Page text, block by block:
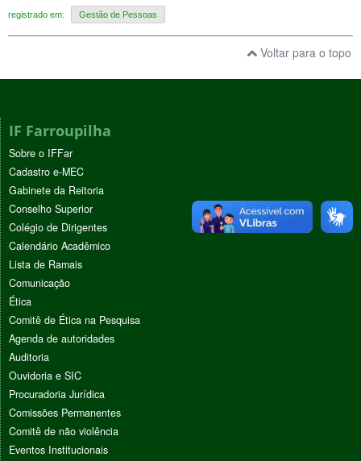
registrado em: Gestão de Pessoas
Voltar para o topo
IF Farroupilha
Sobre o IFFar
Cadastro e-MEC
Gabinete da Reitoria
Conselho Superior
Colégio de Dirigentes
Calendário Acadêmico
Lista de Ramais
Comunicação
Ética
Comitê de Ética na Pesquisa
Agenda de autoridades
Auditoria
Ouvidoria e SIC
Procuradoria Jurídica
Comissões Permanentes
Comitê de não violência
Eventos Institucionais